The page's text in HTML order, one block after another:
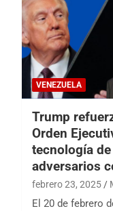
VENEZUELA
Trump
Orden
tecnología de
adversarios
febrero 23, 2025
El 20 de febrero